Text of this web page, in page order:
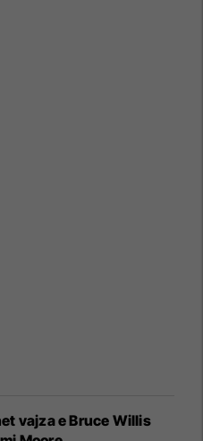
vajza e Bruce Willis